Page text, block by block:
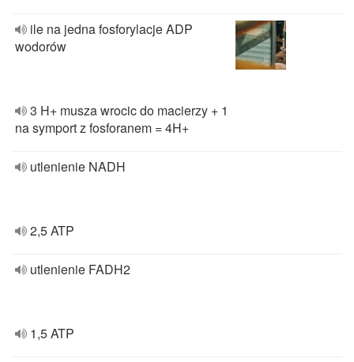
ile na jedna fosforylacje ADP
wodorów
3 H+ musza wrocic do macierzy + 1
na symport z fosforanem = 4H+
utlenienie NADH
2,5 ATP
utlenienie FADH2
1,5 ATP